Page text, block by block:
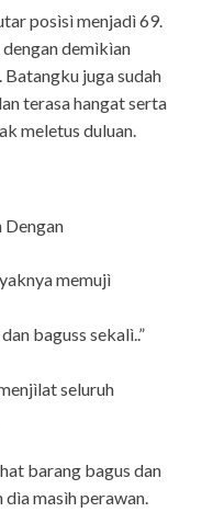
posìsì menjadì 69.
demìkìan
juga sudah
terasa hangat serta
meletus duluan.
Dengan
memujì
baguss sekalì..”
seluruh
barang bagus dan
masìh perawan.